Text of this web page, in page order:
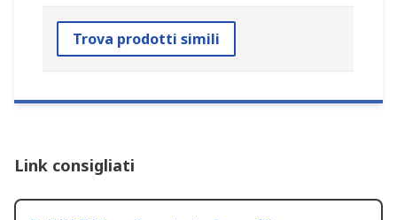
Trova prodotti simili
Link consigliati